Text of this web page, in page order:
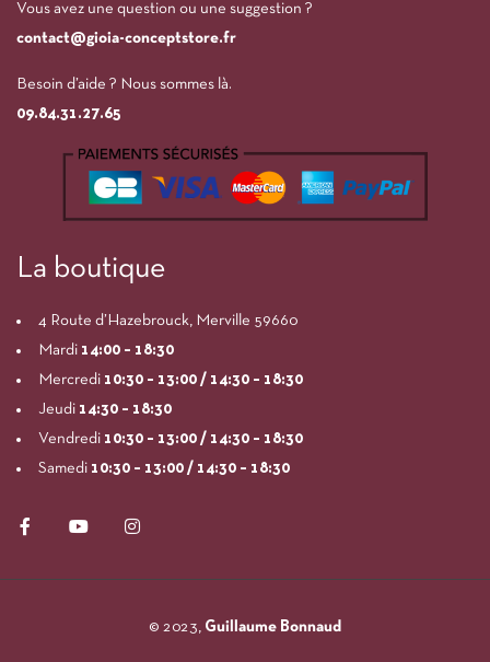
Vous avez une question ou une suggestion ?
contact@gioia-conceptstore.fr
Besoin d’aide ? Nous sommes là.
09.84.31.27.65
La boutique
4 Route d’Hazebrouck, Merville 59660
Mardi 14:00 – 18:30
Mercredi 10:30 – 13:00 / 14:30 – 18:30
Jeudi 14:30 – 18:30
Vendredi 10:30 – 13:00 / 14:30 – 18:30
Samedi 10:30 – 13:00 / 14:30 – 18:30
© 2023, Guillaume Bonnaud